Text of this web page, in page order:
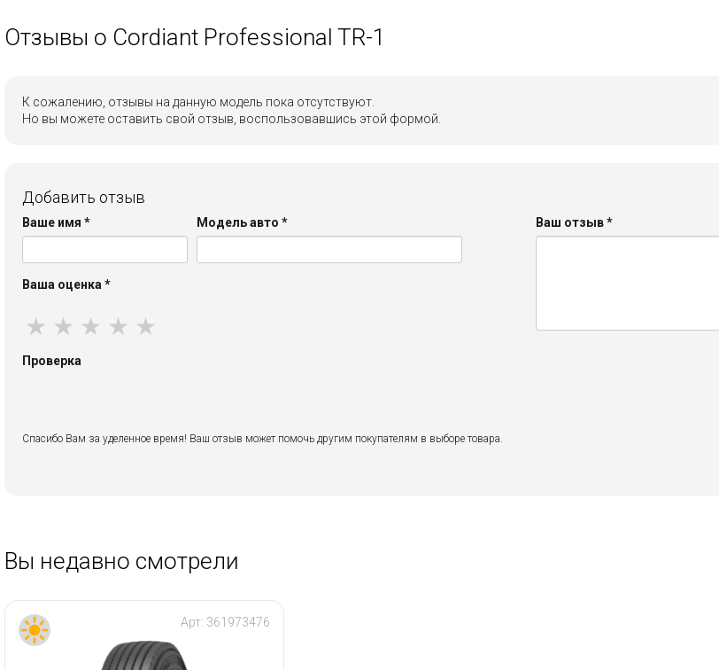
Отзывы о Cordiant Professional TR-1
К сожалению, отзывы на данную модель пока отсутствуют.
Но вы можете оставить свой отзыв, воспользовавшись этой формой.
Добавить отзыв
Ваше имя * Модель авто*
Ваша оценка *
★ ★ ★ ★ ★
Ваш отзыв*
Проверка
Спасибо Вам за уделенное время! Ваш отзыв может помочь другим покупателям в выборе товара.
Вы недавно смотрели
Арт: 361973476